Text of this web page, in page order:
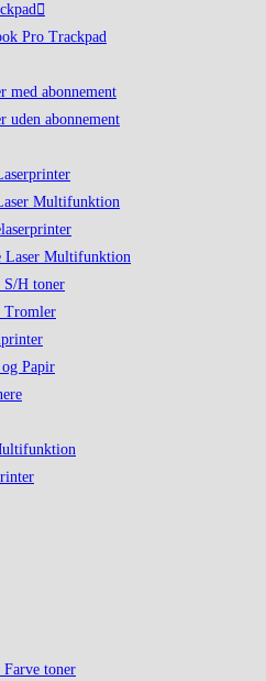
Pro Trackpad
med abonnement
uden abonnement
Multifunktion
Laser Multifunktion
S/H toner
Tromler
Papir
toner